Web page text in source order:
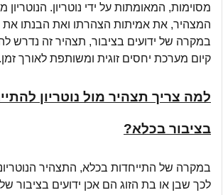
מסוימות, המאומתות על ידי נוטריון.
המצהיר, את אמיתות הצהרתו ואת הבנתו את
במקרה של ידועים בציבור, תצהיר זה נדרש
קיום מערכת יחסים זוגית ומשותפת לאורך זמן.
למה צריך תצהיר מול נוטריון
בציבור בכלא?
במקרה של התייחדות בכלא, התצהיר
לכך שבן או בת הזוג הם אכן ידועים בציבור